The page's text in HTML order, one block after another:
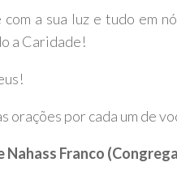
a sua luz e tudo em
a Caridade!
orações por cada um de
Nahass Franco